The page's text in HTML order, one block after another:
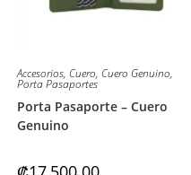
Accesorios, Cuero, Cuero Genuino,
Porta Pasaportes
Porta Pasaporte – Cuero
Genuino